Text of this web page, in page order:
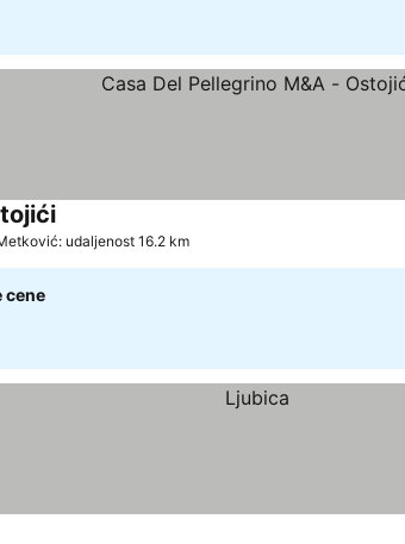
Pogledaj cene
udaljenost 16.2 km
cene